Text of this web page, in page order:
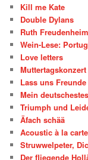
Kill me Kate
Double Dylans
Ruth Freudenheim
Wein-Lese:
Love letters
Lass uns
Mein
Triumph und
Äfach schää
Acoustic à la carte
Struwwelpeter,
Der fliegende